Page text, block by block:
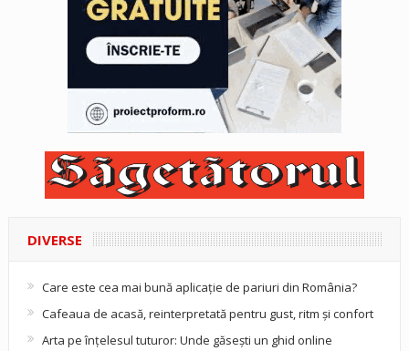
DIVERSE
Care este cea mai bună aplicație de pariuri din România?
Cafeaua de acasă, reinterpretată pentru gust, ritm și confort
Arta pe înțelesul tuturor: Unde găsești un ghid online